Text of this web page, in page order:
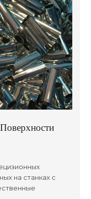
на станках с